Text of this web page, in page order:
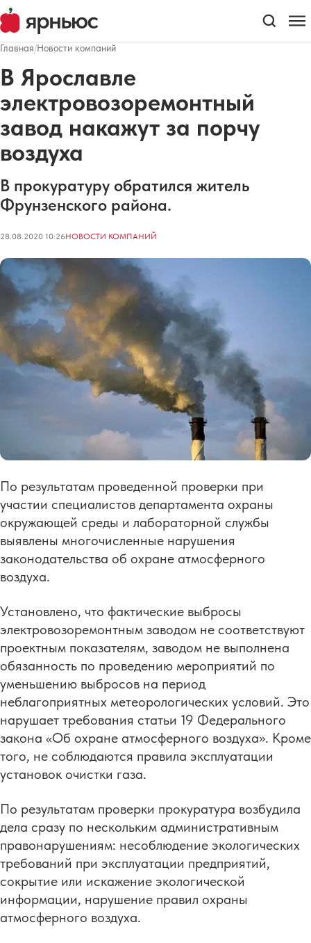
Главная/Новости компаний
В Ярославле
электровозоремонтный
завод накажут за порчу
воздуха
В прокуратуру обратился житель
Фрунзенского района.
28.08.2020 10:26НОВОСТИ КОМПАНИЙ
По результатам проведенной проверки при
участии специалистов департамента охраны
окружающей среды и лабораторной службы
выявлены многочисленные нарушения
законодательства об охране атмосферного
воздуха.
Установлено, что фактические выбросы
электровозоремонтным заводом не соответствуют
проектным показателям, заводом не выполнена
обязанность по проведению мероприятий по
уменьшению выбросов на период
неблагоприятных метеорологических условий. Это
нарушает требования статьи 19 Федерального
закона «Об охране атмосферного воздуха». Кроме
того, не соблюдаются правила эксплуатации
установок очистки газа.
По результатам проверки прокуратура возбудила
дела сразу по нескольким административным
правонарушениям: несоблюдение экологических
требований при эксплуатации предприятий,
сокрытие или искажение экологической
информации, нарушение правил охраны
атмосферного воздуха.